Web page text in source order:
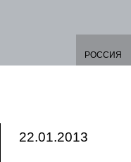
РОССИЯ
22.01.2013